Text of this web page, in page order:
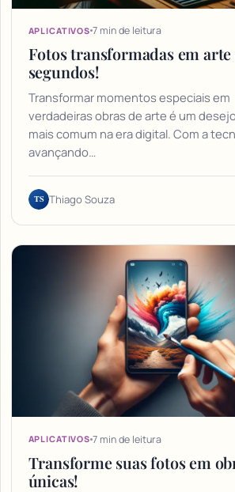
APLICATIVOS 7 min de leitura
Fotos transformadas em arte
segundos!
Transformar momentos especiais em
verdadeiras obras de arte é um
mais comum na era digital. Com a
avançando…
TS Thiago Souza
APLICATIVOS 7 min de leitura
Transforme suas fotos em
únicas!